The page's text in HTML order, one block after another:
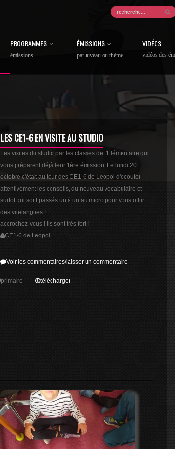
PROGRAMMES
émissions
ÉMISSIONS
par niveau ou thème
VIDÉOS
vidéos des
LES CE1-6 EN VISITE AU STUDIO
Les visites du studio par les classes de l'Élémentaire qui
vous préparent déjà leur 1ère émission. Le lundi 20
octobre c'était au tour des CE1-6 de Leopol d'écouter
attentivement les conseils, du nouveau vocabulaire et
surtot qui sont passés un à un au micro pour vous offrir
des virelangues !
accrochez-vous ! Ils sont très fort !
CE1-6 de Leopol
Voir les commentaires/laisser un commentaire
primaire | télécharger